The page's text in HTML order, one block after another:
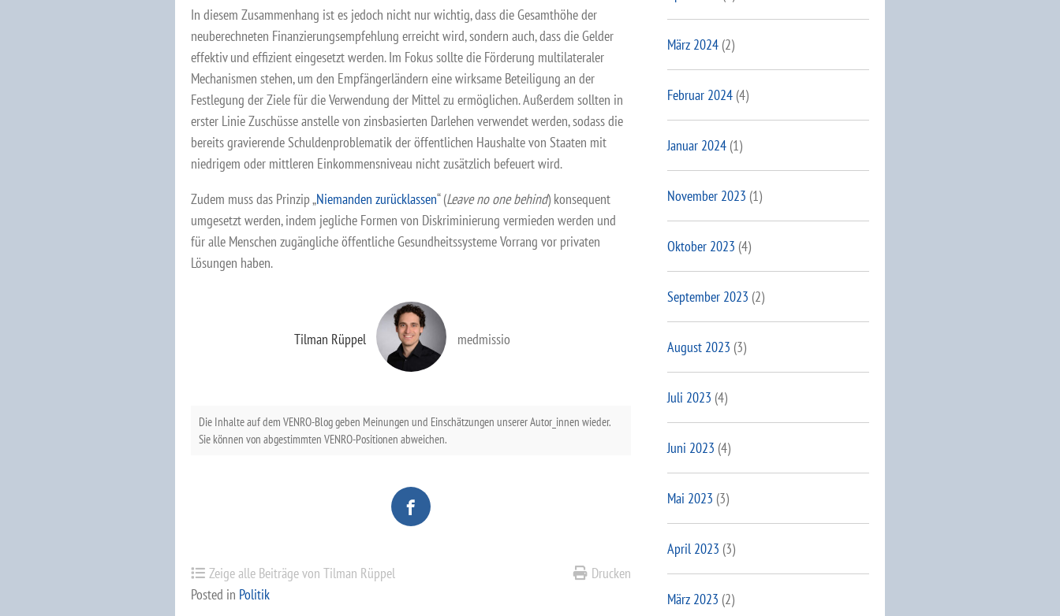
In diesem Zusammenhang ist es jedoch nicht nur wichtig, dass die Gesamthöhe der
neuberechneten Finanzierungsempfehlung erreicht wird, sondern auch, dass die Gelder
effektiv und effizient eingesetzt werden. Im Fokus sollte die Förderung multilateraler
Mechanismen stehen, um den Empfängerländern eine wirksame Beteiligung an der
Festlegung der Ziele für die Verwendung der Mittel zu ermöglichen. Außerdem sollten in
erster Linie Zuschüsse anstelle von zinsbasierten Darlehen verwendet werden, sodass die
bereits gravierende Schuldenproblematik der öffentlichen Haushalte von Staaten mit
niedrigem oder mittleren Einkommensniveau nicht zusätzlich befeuert wird.
Zudem muss das Prinzip „Niemanden zurücklassen“ (Leave no one behind) konsequent
umgesetzt werden, indem jegliche Formen von Diskriminierung vermieden werden und
für alle Menschen zugängliche öffentliche Gesundheitssysteme Vorrang vor privaten
Lösungen haben.
Tilman Rüppel medmissio
Die Inhalte auf dem VENRO-Blog geben Meinungen und Einschätzungen unserer Autor_innen wieder.
Sie können von abgestimmten VENRO-Positionen abweichen.
Drucken
Zeige alle Beiträge von Tilman Rüppel
Posted in Politik
März 2024(2)
Februar 2024(4)
Januar 2024(1)
November 2023 (1)
Oktober 2023 (4)
September 2023 (2)
August 2023 (3)
Juli 2023 (4)
Juni 2023 (4)
Mai 2023 (3)
April 2023 (3)
März 2023 (2)